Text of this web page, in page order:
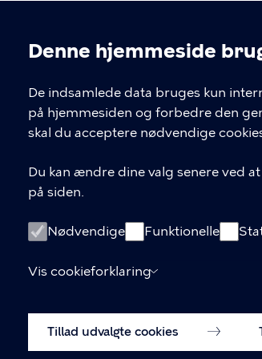
Denne hjemmeside
De indsamlede data bruges kun
på hjemmesiden og forbedre den
skal du acceptere nødvendige
Du kan ændre dine valg senere ved
på siden.
Nødvendige Funktionelle
Vis cookieforklaring
Tillad udvalgte cookies
Kontakt Københavns
T
33 66 33 66
CVR-nummer